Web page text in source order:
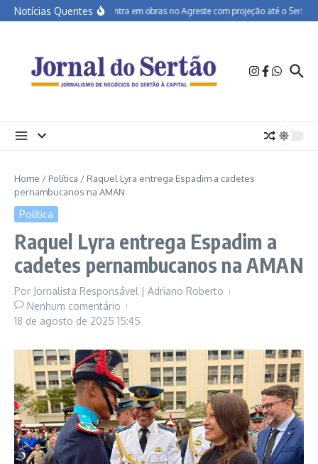
Ir para o conteúdo
Notícias QuentesBR-232 entra em obras no Agreste com projeção até o Sertão
Home / Política / Raquel Lyra entrega Espadim a cadetes
pernambucanos na AMAN
Política
Raquel Lyra entrega Espadim a
cadetes pernambucanos na AMAN
Por Jornalista Responsável | Adriano Roberto
Nenhum comentário
18 de agosto de 2025 15:45